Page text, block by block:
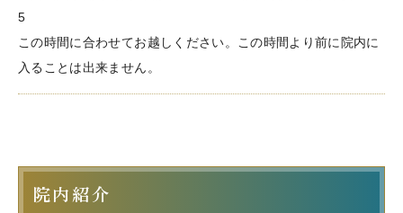
5
この時間に合わせてお越しください。この時間より前に院内に
入ることは出来ません。
院内紹介